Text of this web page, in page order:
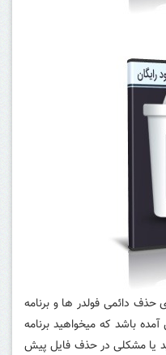
حذف دائمی فولدر ها و برنامه
باشد که میخواهید برنامه
یا مشکلی در حذف فایل پیش